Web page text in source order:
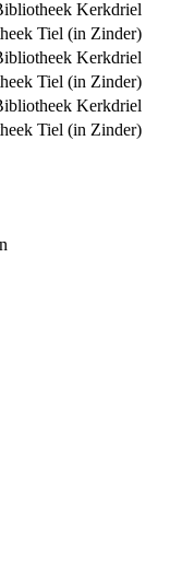
Kerkdriel
Tiel (in Zinder)
Kerkdriel
Tiel (in Zinder)
Kerkdriel
Tiel (in Zinder)